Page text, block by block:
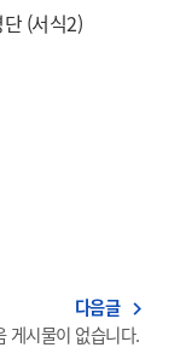
(서식2)
다음글 navigate_next
게시물이 없습니다.